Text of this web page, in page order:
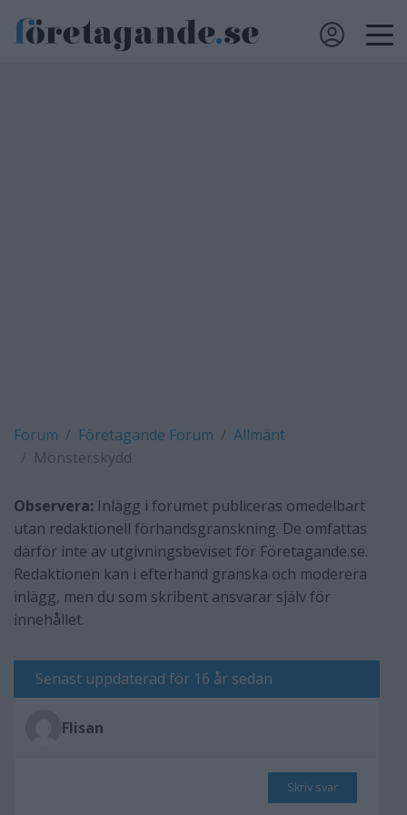
Forum Företagande Forum
Allmänt
Mönsterskydd
Observera: Inlägg i forumet publiceras omedelbart
utan redaktionell förhandsgranskning. De omfattas
därför inte av utgivningsbeviset för Företagande.se.
Redaktionen kan i efterhand granska och moderera
inlägg, men du som skribent ansvarar själv för
innehållet.
Senast uppdaterad för 16 år sedan
Flisan
Skriv svar